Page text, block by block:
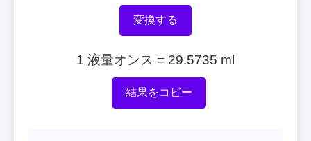
変換する
1 液量オンス = 29.5735 ml
結果をコピー